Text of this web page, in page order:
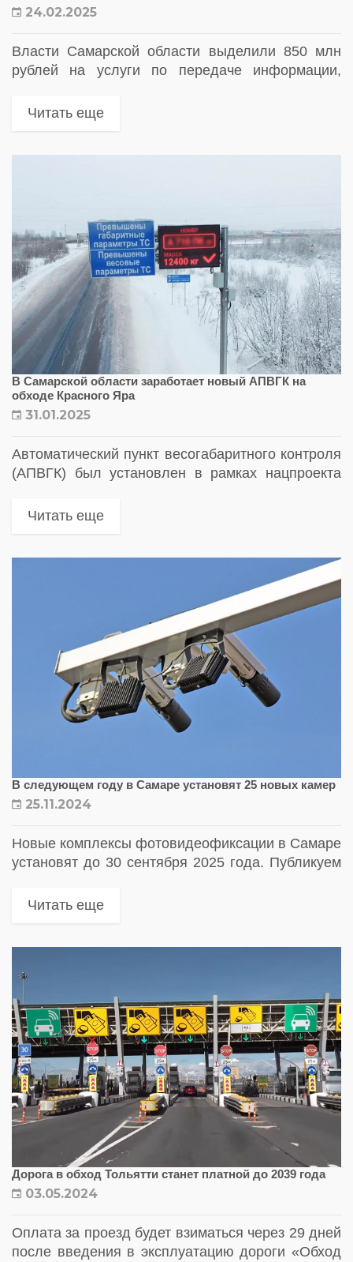
24.02.2025
Власти Самарской области выделили 850 млн
рублей на услуги по передаче информации,
нарушений ПДД
Читать еще
В Самарской области заработает новый АПВГК на
обходе Красного Яра
31.01.2025
Автоматический пункт весогабаритного контроля
(АПВГК) был установлен в рамках нацпроекта
Читать еще
В следующем году в Самаре установят 25 новых камер
25.11.2024
Новые комплексы фотовидеофиксации в Самаре
установят до 30 сентября 2025 года. Публикуем
камер
Читать еще
Дорога в обход Тольятти станет платной до 2039 года
03.05.2024
Оплата за проезд будет взиматься через 29 дней
после введения в эксплуатацию дороги «Обход